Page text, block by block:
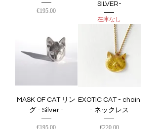
価格
€195.00
SILVER-
在庫なし
MASK OF CAT リン
グ - Silver -
価格
EXOTIC CAT - chain
- ネックレス
価格